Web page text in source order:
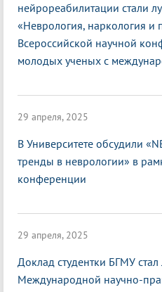
нейрореабилитации стали
«Неврология, наркология и
Всероссийской научной
молодых ученых с
29 апреля, 2025
В Университете обсудили
тренды в неврологии» в
конференции
29 апреля, 2025
Доклад студентки БГМУ
Международной научно-